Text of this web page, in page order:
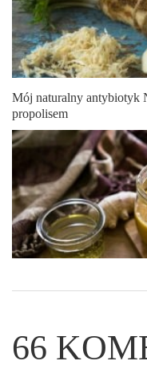
Mój naturalny antybiotyk
propolisem
66